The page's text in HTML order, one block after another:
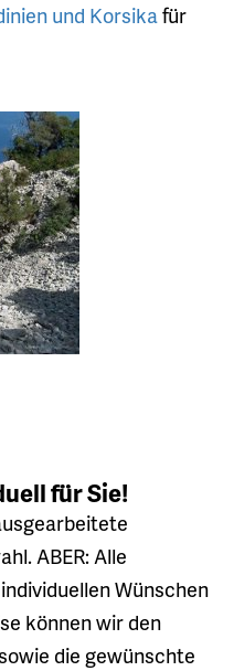
und Korsikafür
für Sie!
ABER: Alle
Wünschen
können wir den
die gewünschte